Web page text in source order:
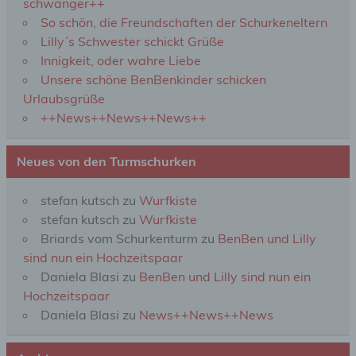
schwanger++
So schön, die Freundschaften der Schurkeneltern
Lilly´s Schwester schickt Grüße
Innigkeit, oder wahre Liebe
Unsere schöne BenBenkinder schicken
Urlaubsgrüße
++News++News++News++
Neues von den Turmschurken
stefan kutsch zu Wurfkiste
stefan kutsch zu Wurfkiste
Briards vom Schurkenturm zu BenBen und Lilly
sind nun ein Hochzeitspaar
Daniela Blasi zu BenBen und Lilly sind nun ein
Hochzeitspaar
Daniela Blasi zu News++News++News
Verarbeitung ist jeder mit oder ohne Hilfe
automatisierter Verfahren ausgeführte Vorgang
oder jede solche Vorgangsreihe im
Zusammenhang mit personenbezogenen Daten
wie das Erheben, das Erfassen, die Organisation,
das Ordnen, die Speicherung, die Anpassung oder
Veränderung, das Auslesen, das Abfragen, die
Verwendung, die Offenlegung durch Übermittlung,
die Einschränkung, das Löschen oder die
Vernichtung.
d) Einschränkung der Verarbeitung
Einschränkung der Verarbeitung ist die Markierung
gespeicherter personenbezogener Daten mit dem
Ziel, ihre künftige Verarbeitung einzuschränken.